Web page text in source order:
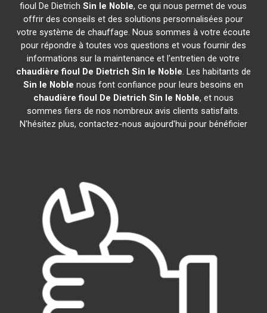
fioul De DietrichSin le Noble, ce qui nous permet de vous
offrir des conseils et des solutions personnalisées pour
votre système de chauffage. Nous sommes à votre écoute
pour répondre à toutes vos questions et vous fournir des
informations sur la maintenance et l'entretien de votre
chaudière fioul De Dietrich Sin le Noble. Les habitants de
Sin le Noble nous font confiance pour leurs besoins en
chaudière fioul De Dietrich Sin le Noble, et nous
sommes fiers de nos nombreux avis clients satisfaits.
N'hésitez plus, contactez-nous aujourd'hui pour bénéficier